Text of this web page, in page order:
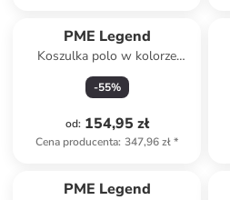
PME Legend
Koszulka polo w kolorze
granatowym
-55%
od: 154,95 zł
Cena producenta: 347,96 zł*
PME Legend